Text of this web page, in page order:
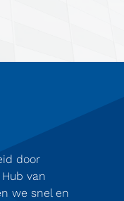
door
van
we snel en